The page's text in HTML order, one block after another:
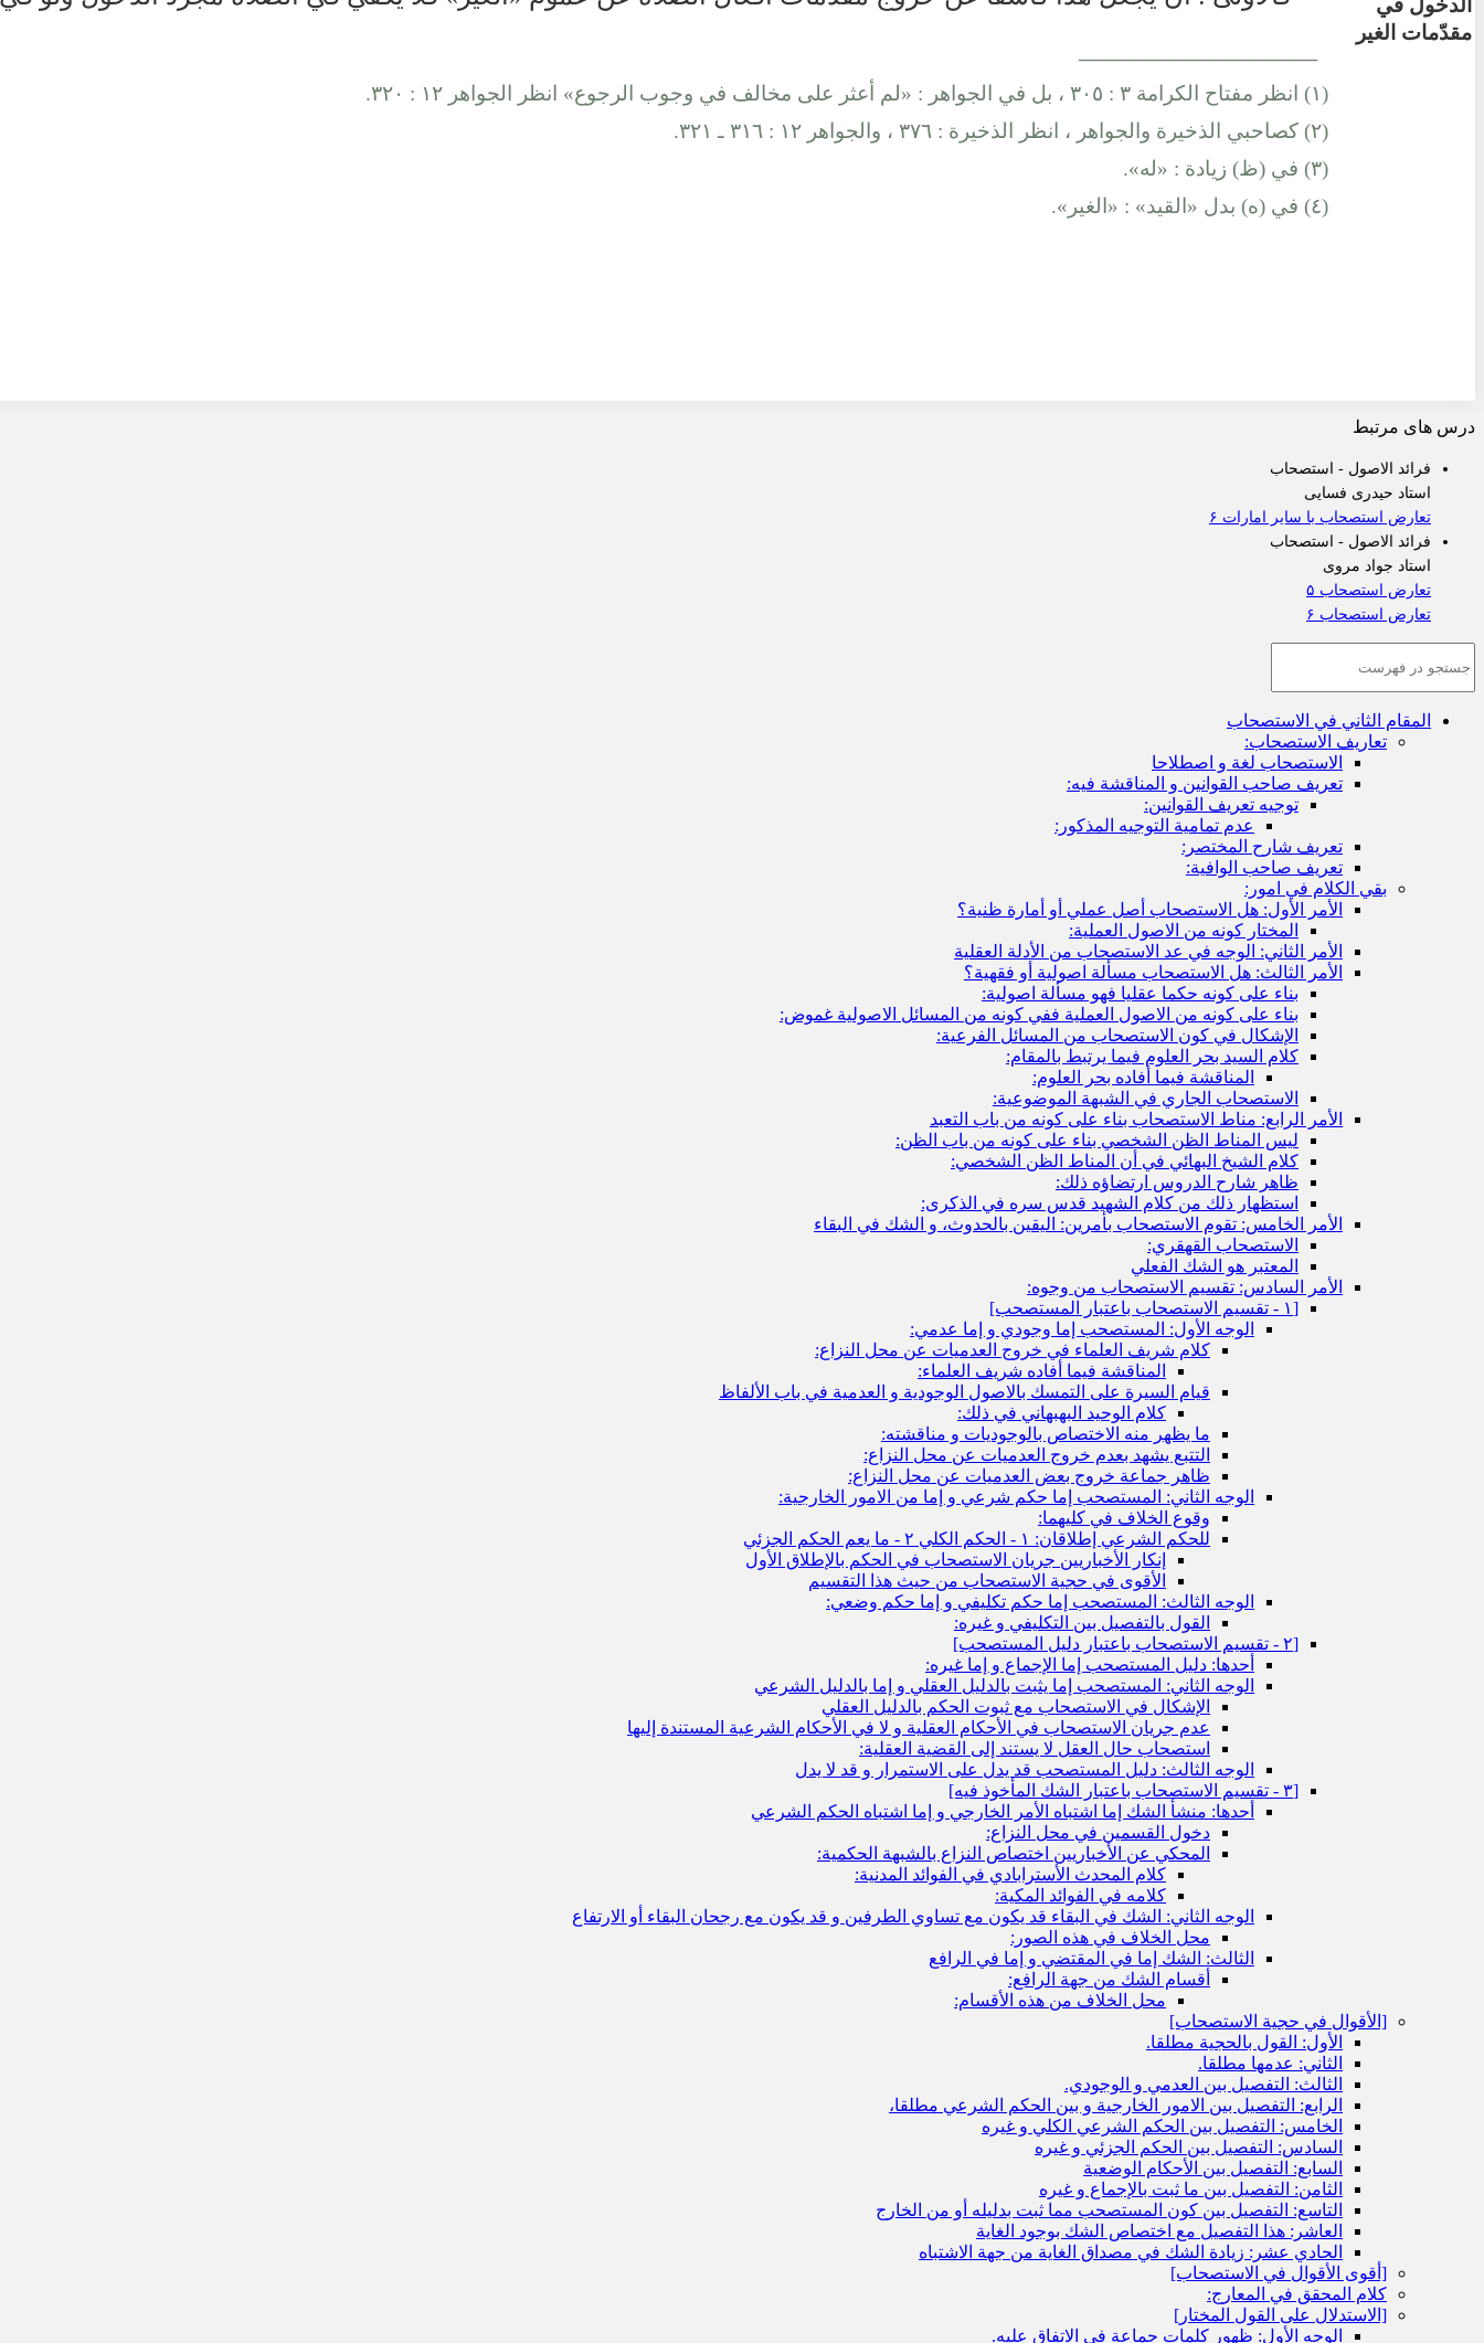
مقدّمات الغير
(١) انظر مفتاح الكرامة ٣ : ٣٠٥ ، بل في الجواهر : «لم أعثر على مخالف في وجوب الرجوع» انظر الجواهر ١٢ : ٣٢٠.
(٢) كصاحبي الذخيرة والجواهر ، انظر الذخيرة : ٣٧٦ ، والجواهر ١٢ : ٣١٦ ـ ٣٢١.
(٣) في (ظ) زيادة : «له».
(٤) في (ه) بدل «القيد» : «الغير».
درس های مرتبط
فرائد الاصول - استصحاب
استاد حیدری فسایی
تعارض استصحاب با سایر امارات ۶
فرائد الاصول - استصحاب
استاد جواد مروی
تعارض استصحاب ۵
تعارض استصحاب ۶
المقام الثاني في الاستصحاب
تعاريف الاستصحاب:
الاستصحاب لغة و اصطلاحا
تعريف صاحب القوانين و المناقشة فيه:
توجيه تعريف القوانين:
عدم تمامية التوجيه المذكور:
تعريف شارح المختصر:
تعريف صاحب الوافية:
بقي الكلام في امور:
الأمر الأول: هل الاستصحاب أصل عملي أو أمارة ظنية؟
المختار كونه من الاصول العملية:
الأمر الثاني: الوجه في عد الاستصحاب من الأدلة العقلية
الأمر الثالث: هل الاستصحاب مسألة اصولية أو فقهية؟
بناء على كونه حكما عقليا فهو مسألة اصولية:
بناء على كونه من الاصول العملية ففي كونه من المسائل الاصولية غموض:
الإشكال في كون الاستصحاب من المسائل الفرعية:
كلام السيد بحر العلوم فيما يرتبط بالمقام:
المناقشة فيما أفاده بحر العلوم:
الاستصحاب الجاري في الشبهة الموضوعية:
الأمر الرابع: مناط الاستصحاب بناء على كونه من باب التعبد
ليس المناط الظن الشخصي بناء على كونه من باب الظن:
كلام الشيخ البهائي في أن المناط الظن الشخصي:
ظاهر شارح الدروس ارتضاؤه ذلك:
استظهار ذلك من كلام الشهيد قدس سره في الذكرى:
الأمر الخامس: تقوم الاستصحاب بأمرين: اليقين بالحدوث، و الشك في البقاء
الاستصحاب القهقري:
المعتبر هو الشك الفعلي
الأمر السادس: تقسيم الاستصحاب من وجوه:
[١ - تقسيم الاستصحاب باعتبار المستصحب‏]
الوجه الأول: المستصحب إما وجودي و إما عدمي:
كلام شريف العلماء في خروج العدميات عن محل النزاع:
المناقشة فيما أفاده شريف العلماء:
قيام السيرة على التمسك بالاصول الوجودية و العدمية في باب الألفاظ
كلام الوحيد البهبهاني في ذلك:
ما يظهر منه الاختصاص بالوجوديات و مناقشته:
التتبع يشهد بعدم خروج العدميات عن محل النزاع:
ظاهر جماعة خروج بعض العدميات عن محل النزاع:
الوجه الثاني: المستصحب إما حكم شرعي و إما من الامور الخارجية:
وقوع الخلاف في كليهما:
للحكم الشرعي إطلاقان: ١ - الحكم الكلي ٢ - ما يعم الحكم الجزئي
إنكار الأخباريين جريان الاستصحاب في الحكم بالإطلاق الأول
الأقوى في حجية الاستصحاب من حيث هذا التقسيم
الوجه الثالث: المستصحب إما حكم تكليفي و إما حكم وضعي:
القول بالتفصيل بين التكليفي و غيره:
[٢ - تقسيم الاستصحاب باعتبار دليل المستصحب‏]
أحدها: دليل المستصحب إما الإجماع و إما غيره:
الوجه الثاني: المستصحب إما يثبت بالدليل العقلي و إما بالدليل الشرعي
الإشكال في الاستصحاب مع ثبوت الحكم بالدليل العقلي
عدم جريان الاستصحاب في الأحكام العقلية و لا في الأحكام الشرعية المستندة إليها
استصحاب حال العقل لا يستند إلى القضية العقلية:
الوجه الثالث: دليل المستصحب قد يدل على الاستمرار و قد لا يدل
[٣ - تقسيم الاستصحاب باعتبار الشك المأخوذ فيه‏]
أحدها: منشأ الشك إما اشتباه الأمر الخارجي و إما اشتباه الحكم الشرعي
دخول القسمين في محل النزاع:
المحكي عن الأخباريين اختصاص النزاع بالشبهة الحكمية:
كلام المحدث الأسترابادي في الفوائد المدنية:
كلامه في الفوائد المكية:
الوجه الثاني: الشك في البقاء قد يكون مع تساوي الطرفين و قد يكون مع رجحان البقاء أو الارتفاع
محل الخلاف في هذه الصور:
الثالث: الشك إما في المقتضي و إما في الرافع
أقسام الشك من جهة الرافع:
محل الخلاف من هذه الأقسام:
[الأقوال في حجية الاستصحاب‏]
الأول: القول بالحجية مطلقا.
الثاني: عدمها مطلقا.
الثالث: التفصيل بين العدمي و الوجودي.
الرابع: التفصيل بين الامور الخارجية و بين الحكم الشرعي مطلقا،
الخامس: التفصيل بين الحكم الشرعي الكلي و غيره
السادس: التفصيل بين الحكم الجزئي و غيره
السابع: التفصيل بين الأحكام الوضعية
الثامن: التفصيل بين ما ثبت بالإجماع و غيره
التاسع: التفصيل بين كون المستصحب مما ثبت بدليله أو من الخارج
العاشر: هذا التفصيل مع اختصاص الشك بوجود الغاية
الحادي عشر: زيادة الشك في مصداق الغاية من جهة الاشتباه
[أقوى الأقوال في الاستصحاب‏]
كلام المحقق في المعارج:
[الاستدلال على القول المختار]
الوجه الأول: ظهور كلمات جماعة في الاتفاق عليه.